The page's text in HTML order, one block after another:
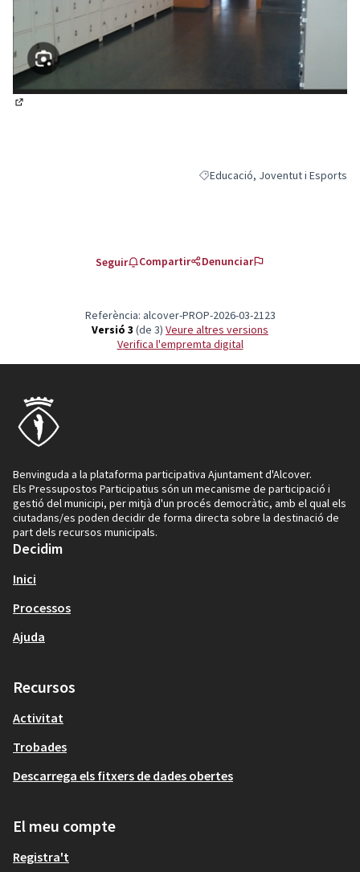
Resultats al filtrar per la
Educació, Joventut i Esports
Seguir Compartir Denunciar
Referència: alcover-PROP-2026-03-2123
Versió 3 (de 3)
veure altres versions
Verifica l'empremta digital
Benvinguda a la plataforma participativa Ajuntament d'Alcover.
Els Pressupostos Participatius són un mecanisme de participació i
gestió del municipi, per mitjà d'un procés democràtic, amb el qual els
ciutadans/es poden decidir de forma directa sobre la destinació de
part dels recursos municipals.
Decidim
Inici
Processos
Ajuda
Recursos
Activitat
Trobades
Descarrega els fitxers de dades obertes
El meu compte
Registra't